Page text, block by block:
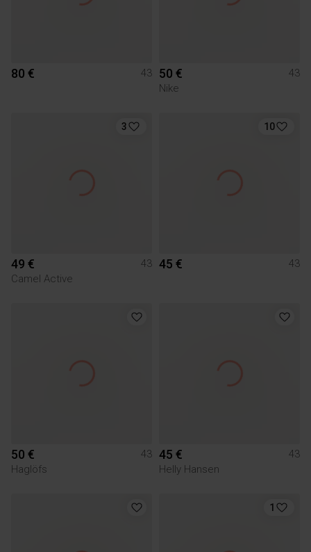
80 € 43 50 €
43
Nike
3
49 €
43
Camel Active
10
45 € 43
50 €
43
Haglöfs
45 €
43
Helly Hansen
1